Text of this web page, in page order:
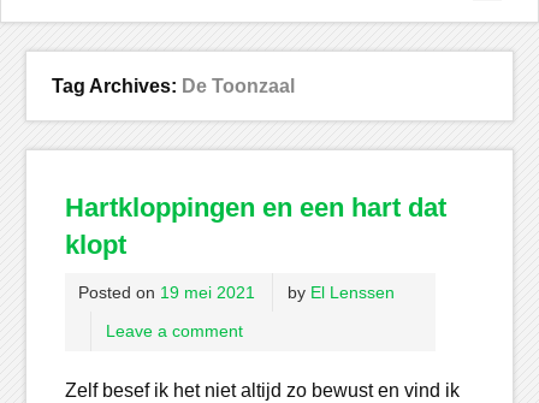
Tag Archives: De Toonzaal
Hartkloppingen en een hart dat
klopt
Posted on 19 mei 2021 by El Lenssen
Leave a comment
Zelf besef ik het niet altijd zo bewust en vind ik